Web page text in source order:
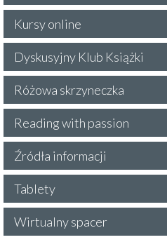
Kursy online
Dyskusyjny Klub Książki
Różowa skrzyneczka
Reading with passion
Źródła informacji
Tablety
Wirtualny spacer